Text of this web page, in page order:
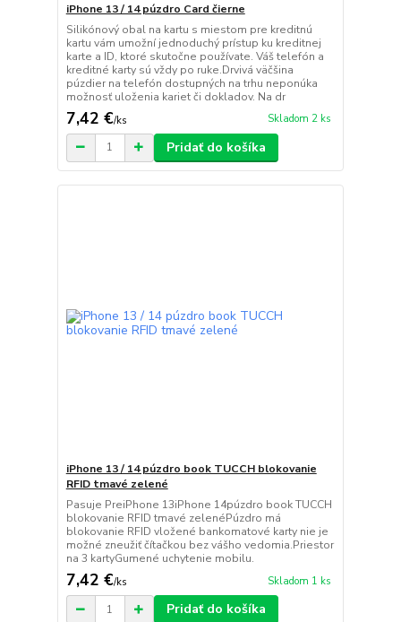
iPhone 13 / 14 púzdro Card čierne
Silikónový obal na kartu s miestom pre kreditnú
kartu vám umožní jednoduchý prístup ku kreditnej
karte a ID, ktoré skutočne používate. Váš telefón a
kreditné karty sú vždy po ruke.Drvivá väčšina
púzdier na telefón dostupných na trhu neponúka
možnosť uloženia kariet či dokladov. Na dr
7,42 €/ks Skladom 2 ks
Pridať do košíka
iPhone 13 / 14 púzdro book TUCCH blokovanie
RFID tmavé zelené
Pasuje PreiPhone 13iPhone 14púzdro book TUCCH
blokovanie RFID tmavé zelenéPúzdro má
blokovanie RFID vložené bankomatové karty nie je
možné zneužiť čítačkou bez vášho vedomia.Priestor
na 3 kartyGumené uchytenie mobilu.
7,42 €/ks Skladom 1 ks
Pridať do košíka